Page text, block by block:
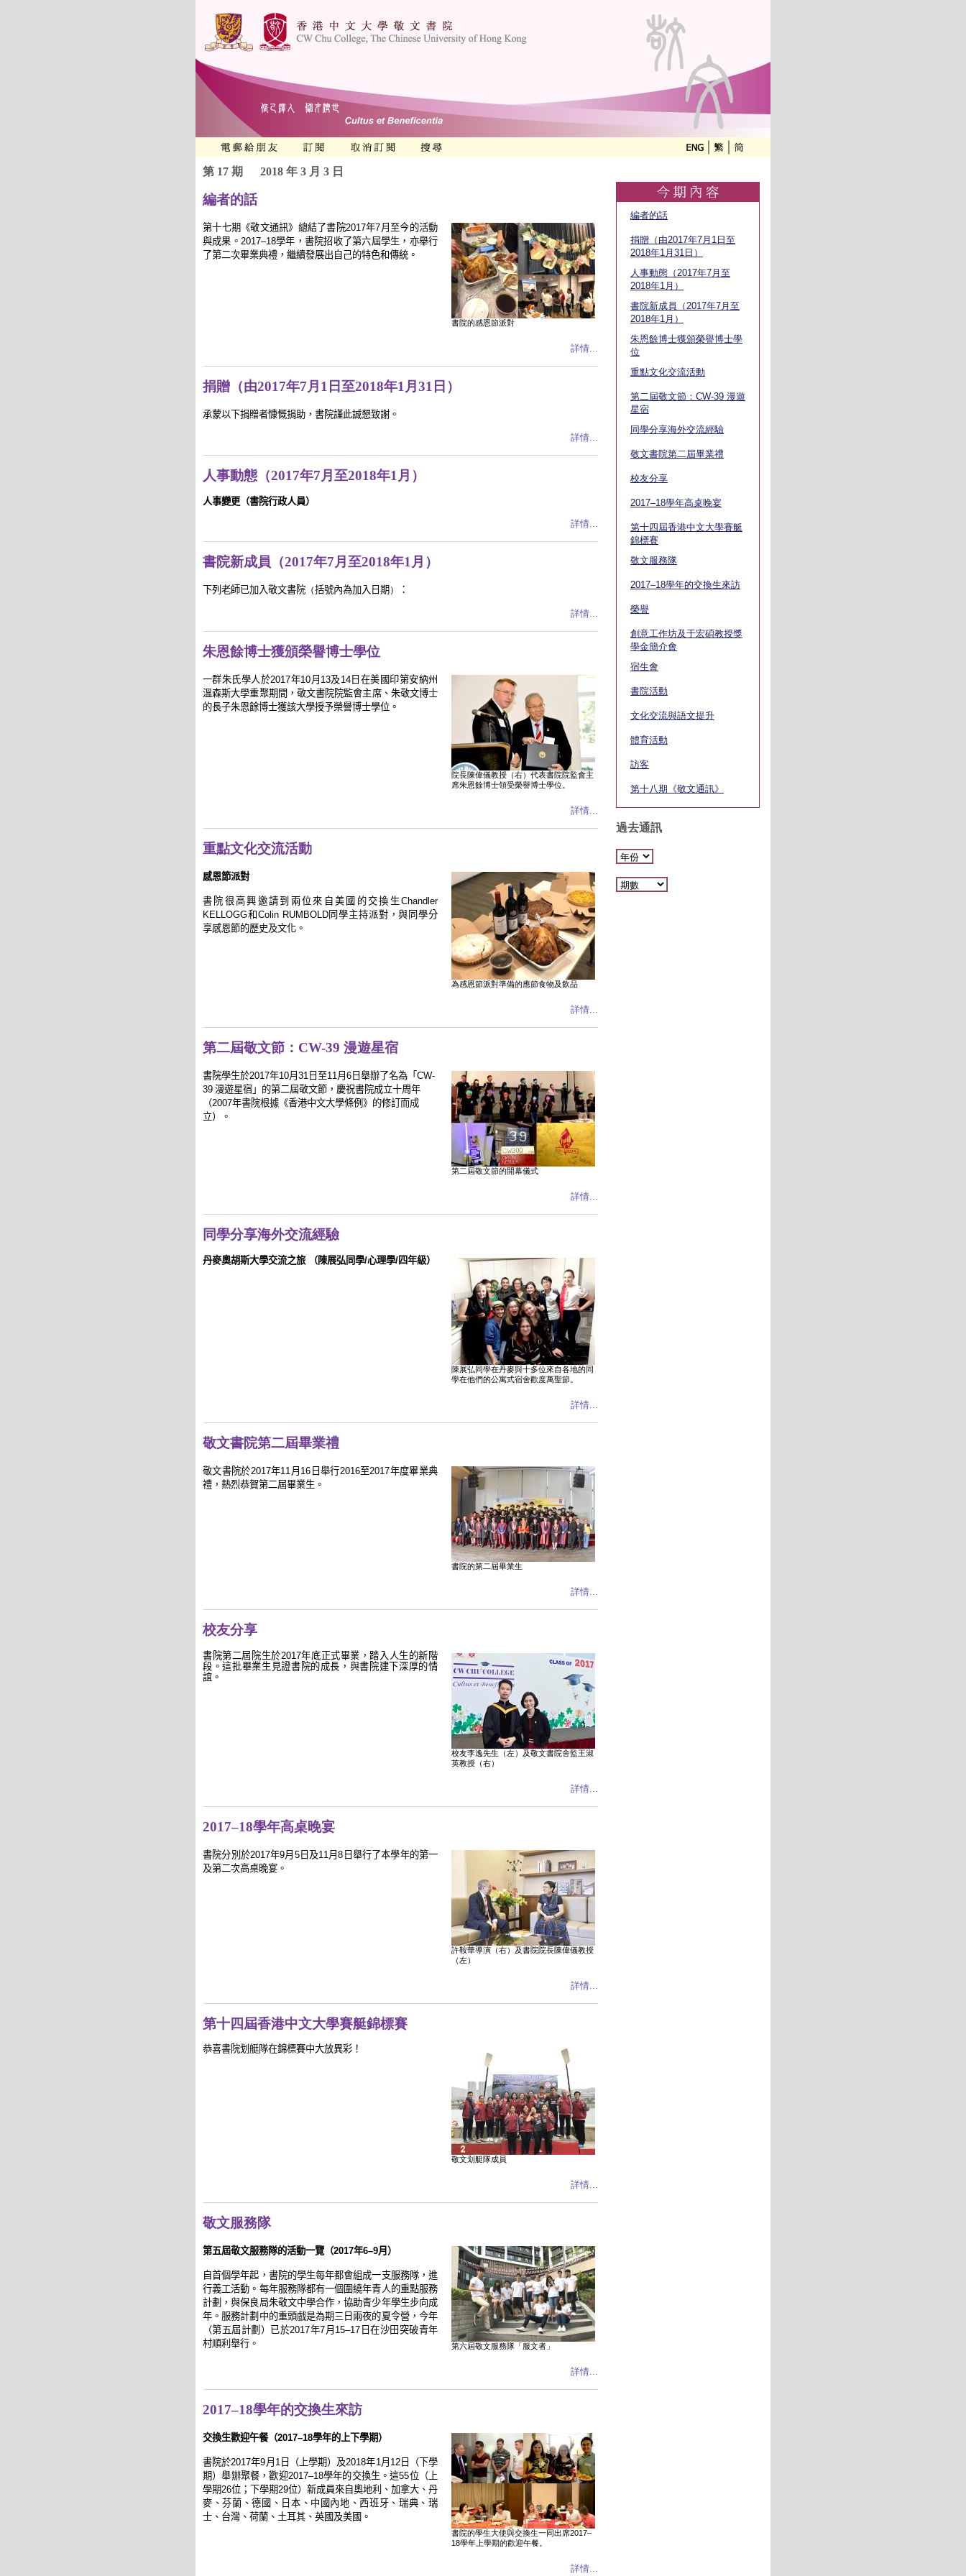
第 17 期 2018 年 3 月 3 日
編者的話
第十七期《敬文通訊》總結了書院2017年7月至今的活動
與成果。 2017–18學年，書院招收了第六屆學生 ， 亦舉行
了第二次畢業典禮， 繼續發展出自己的特色和傳統。
書院的感恩節派對
詳情...
捐贈（由2017年7月1日至2018年1月31日）
承蒙以下捐贈者慷慨捐助，書院謹此誠懇致謝。
詳情...
人事動態（2017年7月至2018年1月）
人事變更（書院行政人員）
詳情...
書院新成員（2017年7月至2018年1月）
下列老師已加入敬文書院 （括號內為加入日期 ） ：
詳情...
朱恩餘博士獲頒榮譽博士學位
一群朱氏學人於2017年10月 13及 14日在美國印第安納州
溫森斯大學重聚期間 ，敬文書院院監會主席、 朱敬文博士
的長子朱恩餘博士獲該大學授予榮譽博士學位。
院長陳偉儀教授（右）代表書院院監會主
席朱恩餘博士領受榮譽博士學位。
詳情...
重點文化交流活動
感恩節派對
書院很高興邀請到兩位來自美國的交換生 Chandler
KELLOGG和 Colin RUMBOLD同學主持派對，與同學分
享感恩節的歷史及文化。
為感恩節派對準備的應節食物及飲品
詳情...
第二屆敬文節：CW-39 漫遊星宿
書院學生於2017年10月 31 日至11月 6 日舉辦了名為「 CW-
39 漫遊星宿」的第二屆敬文節，慶祝書院成立十周年
（2007年書院根據《香港中文大學條例》的修訂而成
立） 。
第二屆敬文節的開幕儀式
詳情...
同學分享海外交流經驗
丹麥奧胡斯大學交流之旅 （陳展弘同學/心理學/四年級）
陳展弘同學在丹麥與十多位來自各地的同
學在他們的公寓式宿舍歡度萬聖節。
詳情...
敬文書院第二屆畢業禮
敬文書院於2017年11月 16 日舉行2016至2017年度畢業典
禮，熱烈恭賀第二屆畢業生。
書院的第二屆畢業生
詳情...
校友分享
書院第二屆院生於2017年底正式畢業，踏入人生的新階
段。這批畢業生見證書院的成長，與書院建下深厚的情
誼。
校友李逸先生（左）及敬文書院舍監王淑
英教授（右）
詳情...
2017–18學年高桌晚宴
書院分別 於2017年9月 5日及11月8 日舉行了本學年的第一
及第二次高桌晚宴。
許鞍華導演（右）及書院院長陳偉儀教授
（左）
詳情...
第十四屆香港中文大學賽艇錦標賽
恭喜書院划艇隊在錦標賽中大放異彩！
敬文划艇隊成員
詳情...
敬文服務隊
第五屆敬文服務隊的活動一覽（2017年6–9月）
自首個學年起，書院的學生每年都會組成一支服務隊，進
行義工活動。每年服務隊都有一個圍繞年青人的重點服務
計劃，與保良局朱敬文中學合作，協助青少年學生步向成
年。服務計劃中的重頭戲是為期三日兩夜的夏令營，今年
（第五屆計劃）已於2017年7月 15–17 日在沙田突破青年
村順利舉行。
第六屆敬文服務隊「服文者」
詳情...
2017–18學年的交換生來訪
交換生歡迎午餐（2017–18學年的上下學期）
書院於2017年9月 1日 （ 上學期） 及2018年1月 12日 （ 下學
期）舉辦聚餐，歡迎2017–18學年的交換生。這55位（ 上
學期26位；下學期29位） 新成員來自奧地利、加拿大、丹
麥、芬蘭、德國、日本、中國內地、西班牙、瑞典、瑞
士、台灣、荷蘭、土耳其、英國及美國。
書院的學生大使與交換生一同出席2017–
18學年上學期的歡迎午餐。
詳情...
編者的話
捐贈（由2017年7月1日至
2018年1月31日）
人事動態（2017年7月至
2018年1月）
書院新成員（2017年7月至
2018年1月）
朱恩餘博士獲頒榮譽博士學
位
重點文化交流活動
第二屆敬文節：CW-39 漫遊
星宿
同學分享海外交流經驗
敬文書院第二屆畢業禮
校友分享
2017–18學年高桌晚宴
第十四屆香港中文大學賽艇
錦標賽
敬文服務隊
2017–18學年的交換生來訪
榮譽
創意工作坊及于宏碩教授獎
學金簡介會
宿生會
書院活動
文化交流與語文提升
體育活動
訪客
第十八期《敬文通訊》
過去通訊